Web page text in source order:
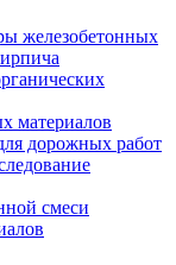
железобетонных
материалов
дорожных работ
смеси